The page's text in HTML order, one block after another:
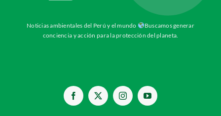
Noticias ambientales del Perú y el mundo
Buscamos generar
conciencia y acción para la protección del planeta.